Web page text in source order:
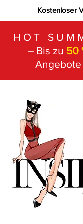
Kostenloser
HOT
– Bis zu 50